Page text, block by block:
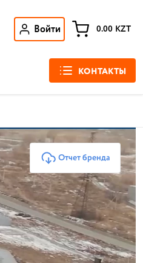
Войти 0.00 KZT
КОНТАКТЫ
Отчет бренда